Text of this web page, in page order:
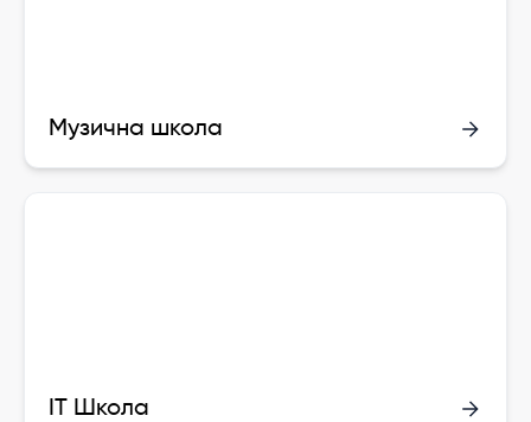
Музична школа
ІТ Школа